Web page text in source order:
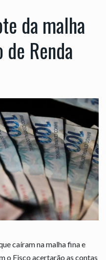
da malha
Renda
caíram na malha fina e
o Fisco acertarão as contas